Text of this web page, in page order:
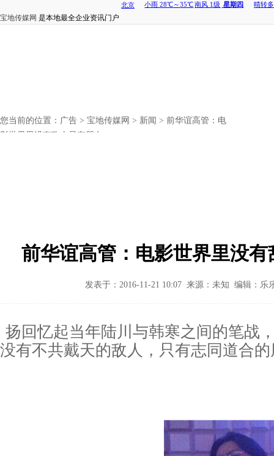
宝地传媒网 是本地最全企业资讯门户
您当前的位置： 广告 > 宝地传媒网 > 新闻 > 前华谊高管：电
影世界里没有敌人只有朋友
前华谊高管：电影世界里没
发表于：2016-11-21 10:07 来源：未知 编辑：乐
扬回忆起当年陆川与韩寒之间的笔战
没有不共戴天的敌人，只有志同道合